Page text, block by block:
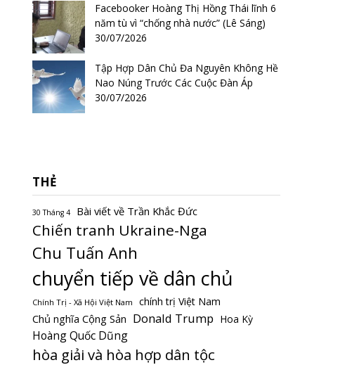
Facebooker Hoàng Thị Hồng Thái lĩnh 6
năm tù vì “chống nhà nước” (Lê Sáng)
30/07/2026
Tập Hợp Dân Chủ Đa Nguyên Không Hề
Nao Núng Trước Các Cuộc Đàn Áp
30/07/2026
THẺ
30 Tháng 4 Bài viết về Trần Khắc Đức
Chiến tranh Ukraine-Nga
Chu Tuấn Anh
chuyển tiếp về dân chủ
Chính Trị - Xã Hội Việt Nam chính trị Việt Nam
Chủ nghĩa Cộng Sản Donald Trump Hoa Kỳ
Hoàng Quốc Dũng
hòa giải và hòa hợp dân tộc